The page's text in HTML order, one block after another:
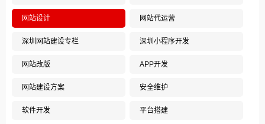
网站设计 网站代运营
深圳网站建设专栏 深圳小程序开发
网站改版 APP开发
网站建设方案 安全维护
软件开发 平台搭建